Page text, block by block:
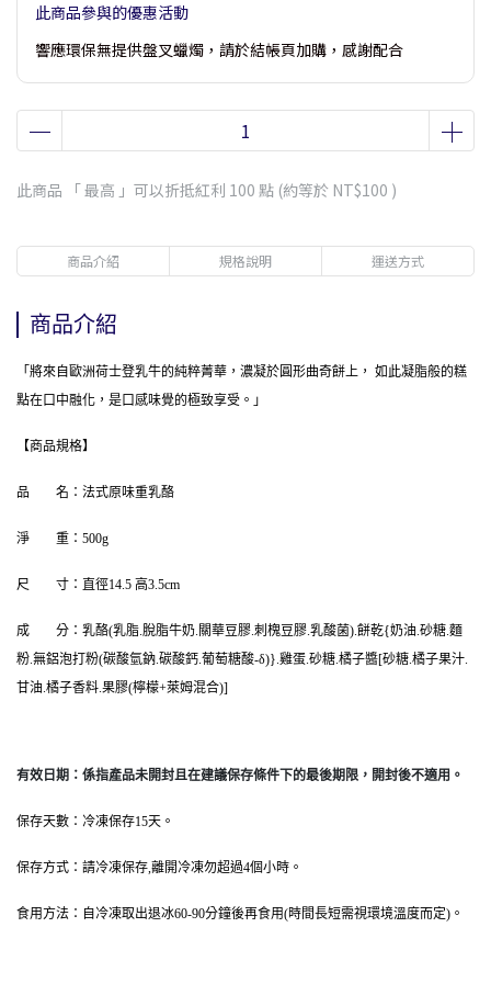
此商品參與的優惠活動
響應環保無提供盤叉蠟燭，請於結帳頁加購，感謝配合
此商品 「 最高 」可以折抵紅利 100 點 (約等於 NT$100 )
商品介紹 規格說明 運送方式
商品介紹
「將來自歐洲荷士登乳牛的純粹菁華，濃凝於圓形曲奇餅上， 如此凝脂般的糕
點在口中融化，是口感味覺的極致享受。」
【商品規格】
品　　名：法式原味重乳酪
淨　　重：500g
尺　　寸：直徑14.5 高3.5cm
成　　分：乳酪(乳脂.脫脂牛奶.關華豆膠.刺槐豆膠.乳酸菌).餅乾{奶油.砂糖.麵
粉.無鋁泡打粉(碳酸氫鈉.碳酸鈣.葡萄糖酸-δ)}.雞蛋.砂糖.橘子醬[砂糖.橘子果汁.
甘油.橘子香料.果膠(檸檬+萊姆混合)]
有效日期：係指產品未開封且在建議保存條件下的最後期限，開封後不適用。
保存天數：冷凍保存15天。
保存方式：請冷凍保存,離開冷凍勿超過4個小時。
食用方法：自冷凍取出退冰60-90分鐘後再食用(時間長短需視環境溫度而定)。